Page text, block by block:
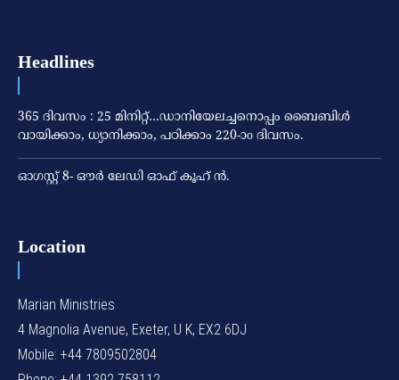
Headlines
365 ദിവസം : 25 മിനിറ്റ്…ഡാനിയേലച്ചനൊപ്പം ബൈബിൾ
വായിക്കാം, ധ്യാനിക്കാം, പഠിക്കാം 220-ാo ദിവസം.
ഓഗസ്റ്റ് 8- ഔര്‍ ലേഡി ഓഫ് കൂഹ് ന്‍.
Location
Marian Ministries
4 Magnolia Avenue, Exeter, U K, EX2 6DJ
Mobile: +44 7809502804